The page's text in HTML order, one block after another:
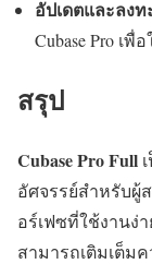
อัปเดตและลงท
Cubase Pro เ
สรุป
Cubase Pro Full
อัศจรรย์สำหรับผู้
อร์เฟซที่ใช้งานง่
สามารถเติมเต็ม